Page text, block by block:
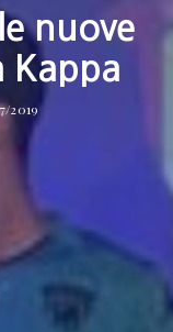
nuove
Kappa
2019